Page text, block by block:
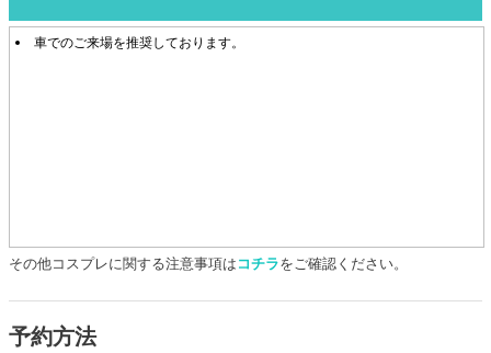
車でのご来場を推奨しております。
その他コスプレに関する注意事項はコチラをご確認ください。
予約方法